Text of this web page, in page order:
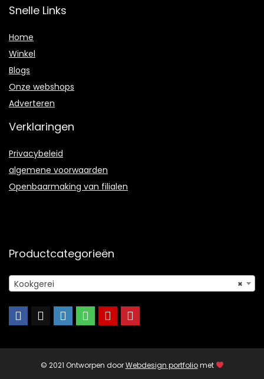
Snelle Links
Home
Winkel
Blogs
Onze webshops
Adverteren
Verklaringen
Privacybeleid
algemene voorwaarden
Openbaarmaking van filialen
Productcategorieën
×
Kookgerei
© 2021 Ontworpen doorWebdesign portfoliomet